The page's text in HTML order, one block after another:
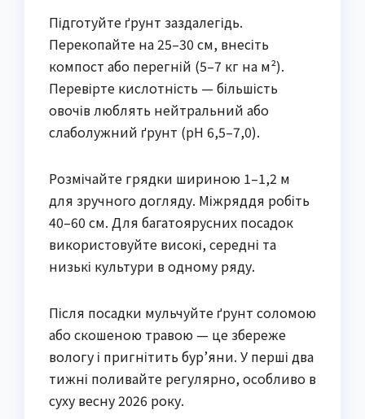
Підготуйте ґрунт заздалегідь.
Перекопайте на 25–30 см, внесіть
компост або перегній (5–7 кг на м²).
Перевірте кислотність — більшість
овочів люблять нейтральний або
слаболужний ґрунт (pH 6,5–7,0).
Розмічайте грядки шириною 1–1,2 м
для зручного догляду. Міжряддя робіть
40–60 см. Для багатоярусних посадок
використовуйте високі, середні та
низькі культури в одному ряду.
Після посадки мульчуйте ґрунт соломою
або скошеною травою — це збереже
вологу і пригнітить бур’яни. У перші два
тижні поливайте регулярно, особливо в
суху весну 2026 року.